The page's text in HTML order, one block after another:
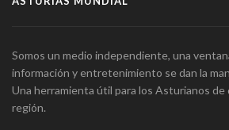
Somos un medio independiente, una
información y entretenimiento se dan la
Una herramienta útil para los Asturianos de
región.